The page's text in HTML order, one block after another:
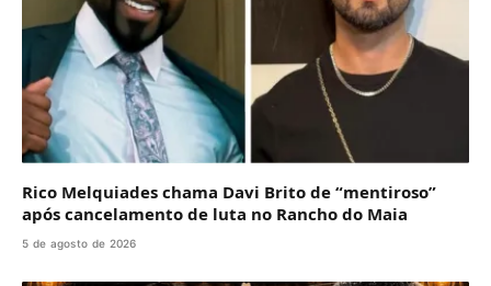
Rico Melquiades chama Davi Brito de “mentiroso”
após cancelamento de luta no Rancho do Maia
5 de agosto de 2026